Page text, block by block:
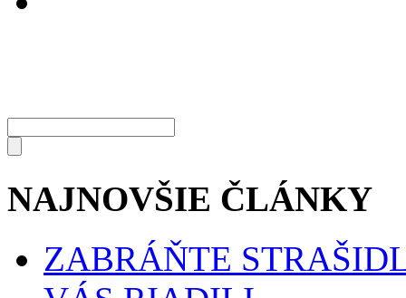
NAJNOVŠIE ČLÁNKY
ZABRÁŇTE